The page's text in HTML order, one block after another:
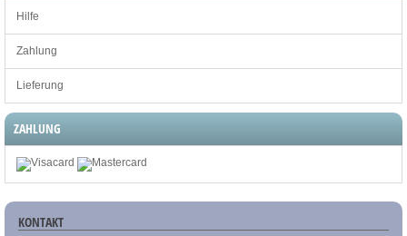
Hilfe
Zahlung
Lieferung
ZAHLUNG
KONTAKT